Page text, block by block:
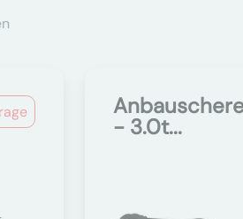
- 3.0t...